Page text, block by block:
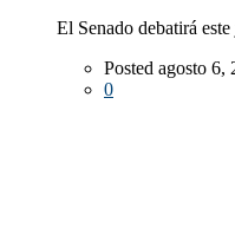
El Senado debatirá
Posted agosto 6,
0